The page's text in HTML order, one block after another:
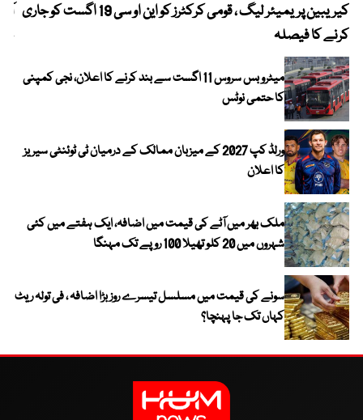
کیریبین پریمیئر لیگ ، قومی کرکٹرز کو این او سی 19 اگست کو جاری
کرنے کا فیصلہ
میٹرو بس سروس 11 اگست سے بند کرنے کا اعلان، نجی کمپنی
کا حتمی نوٹس
ورلڈ کپ 2027 کے میزبان ممالک کے درمیان ٹی ٹوئنٹی سیریز
کا اعلان
ملک بھر میں آٹے کی قیمت میں اضافہ، ایک ہفتے میں کئی
شہروں میں 20 کلو تھیلا 100 روپے تک مہنگا
سونے کی قیمت میں مسلسل تیسرے روز بڑا اضافہ ، فی تولہ ریٹ
کہاں تک جا پہنچا؟